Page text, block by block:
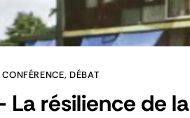
DÉBAT
La résilience de la